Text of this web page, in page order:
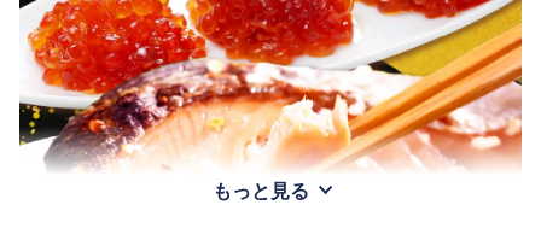
もっと見る